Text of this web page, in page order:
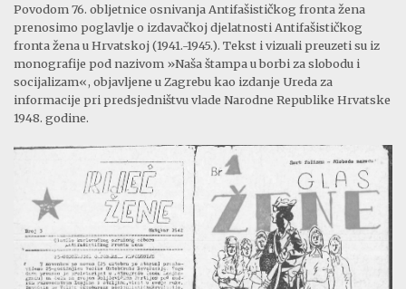
Povodom 76. obljetnice osnivanja Antifašističkog fronta žena
prenosimo poglavlje o izdavačkoj djelatnosti Antifašističkog
fronta žena u Hrvatskoj (1941.-1945.). Tekst i vizuali preuzeti su iz
monografije pod nazivom »Naša štampa u borbi za slobodu i
socijalizam«, objavljene u Zagrebu kao izdanje Ureda za
informacije pri predsjedništvu vlade Narodne Republike Hrvatske
1948. godine.